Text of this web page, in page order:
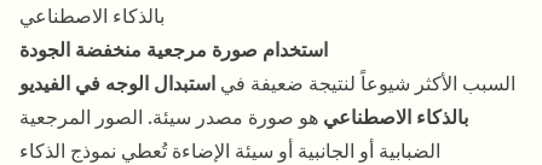
بالذكاء الاصطناعي
استخدام صورة مرجعية منخفضة الجودة
السبب الأكثر شيوعاً لنتيجة ضعيفة في استبدال الوجه في الفيديو
بالذكاء الاصطناعي هو صورة مصدر سيئة. الصور المرجعية
الضبابية أو الجانبية أو سيئة الإضاءة تُعطي نموذج الذكاء